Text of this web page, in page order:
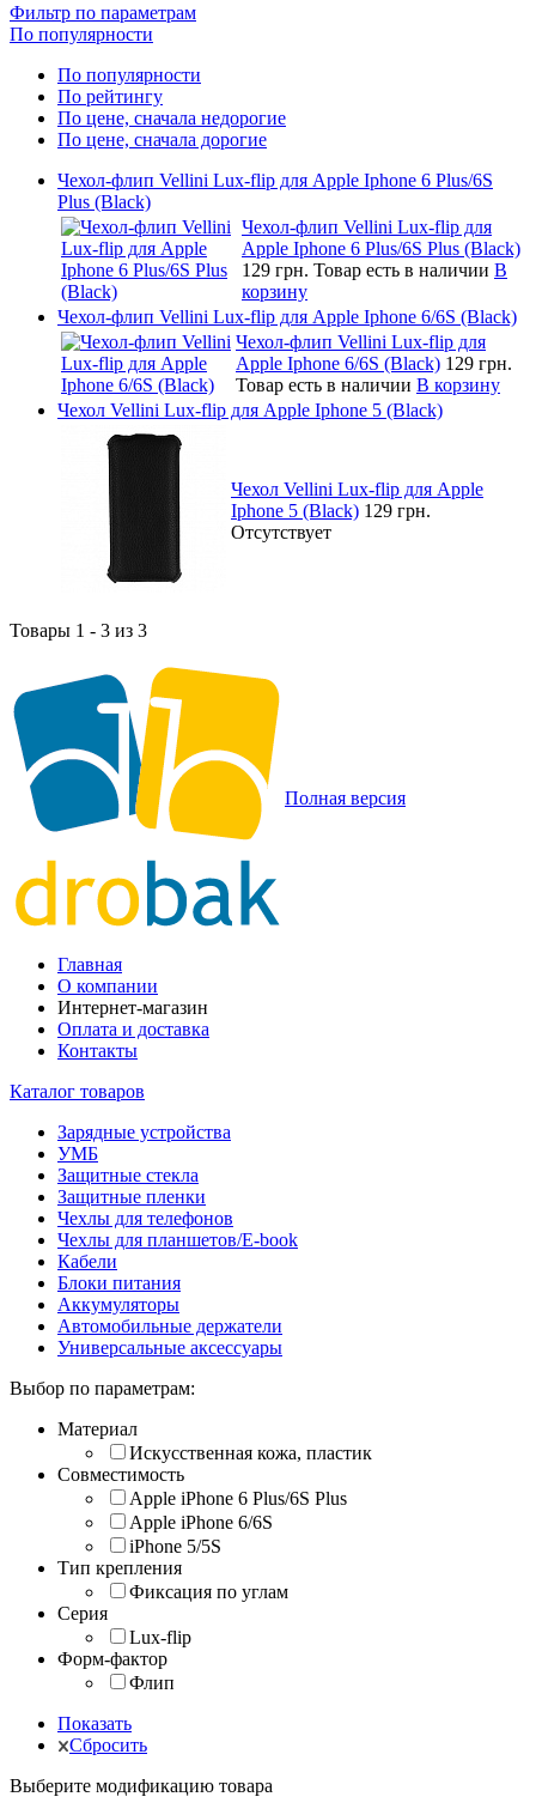
Фильтр по параметрам
По популярности
По популярности
По рейтингу
По цене, сначала недорогие
По цене, сначала дорогие
Чехол-флип Vellini Lux-flip для Apple Iphone 6 Plus/6S
Plus (Black)
Чехол-флип Vellini Lux-flip для
Apple Iphone 6 Plus/6S Plus (Black)
129 грн. Товар есть в наличии В
корзину
Чехол-флип Vellini Lux-flip для Apple Iphone 6/6S (Black)
Чехол-флип Vellini Lux-flip для
Apple Iphone 6/6S (Black) 129 грн.
Товар есть в наличии В корзину
Чехол Vellini Lux-flip для Apple Iphone 5 (Black)
Чехол Vellini Lux-flip для Apple
Iphone 5 (Black) 129 грн.
Отсутствует
Товары 1 - 3 из 3
Полная версия
Главная
О компании
Интернет-магазин
Оплата и доставка
Контакты
Каталог товаров
Зарядные устройства
УМБ
Защитные стекла
Защитные пленки
Чехлы для телефонов
Чехлы для планшетов/E-book
Кабели
Блоки питания
Аккумуляторы
Автомобильные держатели
Универсальные аксессуары
Выбор по параметрам:
Материал
Искусственная кожа, пластик
Совместимость
Apple iPhone 6 Plus/6S Plus
Apple iPhone 6/6S
iPhone 5/5S
Тип крепления
Фиксация по углам
Серия
Lux-flip
Форм-фактор
Флип
Показать
Сбросить
Выберите модификацию товара